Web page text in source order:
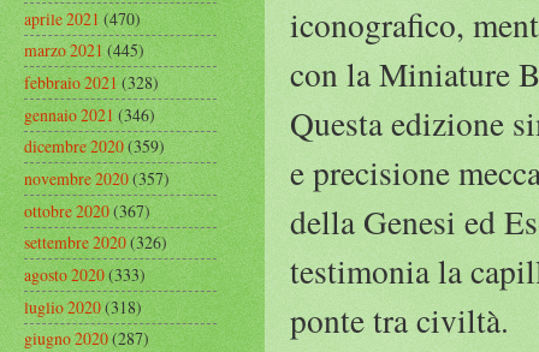
iconografico,
con la Miniature
Questa edizione
e precisione
della Genesi ed
testimonia la
ponte tra civiltà.
aprile 2021(470)
marzo 2021(445)
febbraio 2021(328)
gennaio 2021(346)
dicembre 2020(359)
novembre 2020(357)
ottobre 2020(367)
settembre 2020(326)
agosto 2020(333)
luglio 2020(318)
giugno 2020(287)